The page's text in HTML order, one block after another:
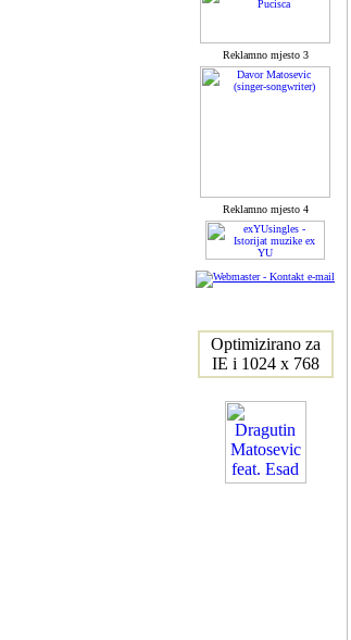
Reklamno mjesto 3
Reklamno mjesto 4
Optimizirano za
IE i 1024 x 768